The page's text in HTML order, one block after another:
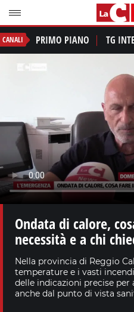
CANALI PRIMO PIANO TG
Ondata di calore,
necessità e a chi
Nella provincia di Reggio
temperature e i vasti
delle indicazioni precise
anche dal punto di vista